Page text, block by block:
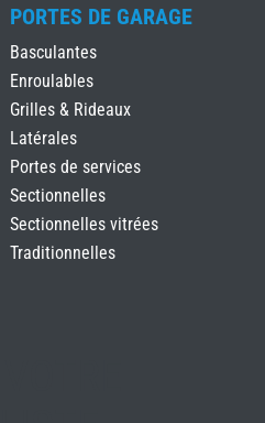
PORTES DE GARAGE
Basculantes
Enroulables
Grilles & Rideaux
Latérales
Portes de services
Sectionnelles
Sectionnelles vitrées
Traditionnelles